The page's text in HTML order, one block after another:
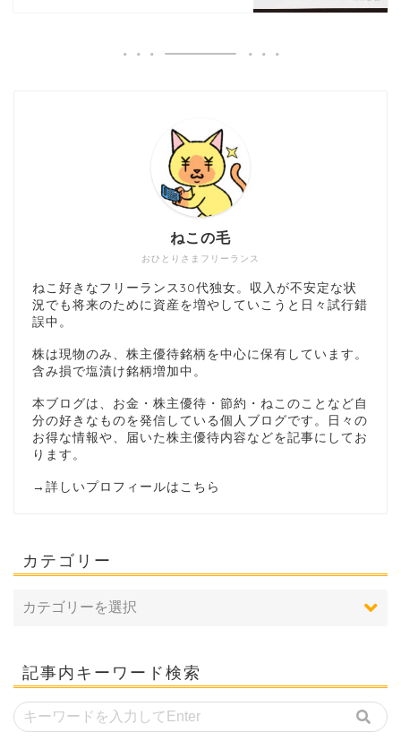
おひとりさまフリーランス
ねこの毛
ねこ好きなフリーランス30代独女。収入が不安定な状
況でも将来のために資産を増やしていこうと日々試行錯
誤中。
株は現物のみ、株主優待銘柄を中心に保有しています。
含み損で塩漬け銘柄増加中。
本ブログは、お金・株主優待・節約・ねこのことなど自
分の好きなものを発信している個人ブログです。日々の
お得な情報や、届いた株主優待内容などを記事にしてお
ります。
→ 詳しいプロフィールはこちら
カテゴリー
記事内キーワード検索